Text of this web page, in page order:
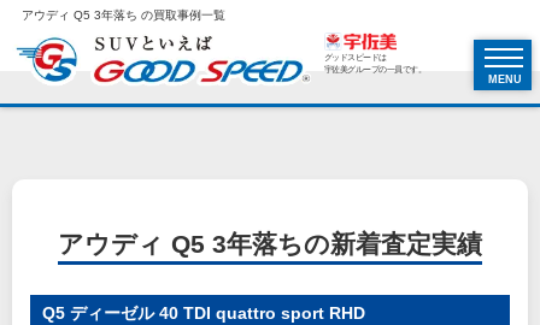
アウディ Q5 3年落ち の買取事例一覧
グッドスピードは
宇佐美グループの一員です。
MENU
アウディ Q5 3年落ちの新着査定実績
Q5 ディーゼル 40 TDI quattro sport RHD